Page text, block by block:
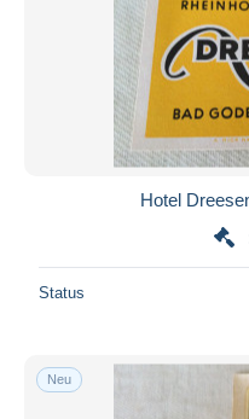
Hotel
Status
Neu